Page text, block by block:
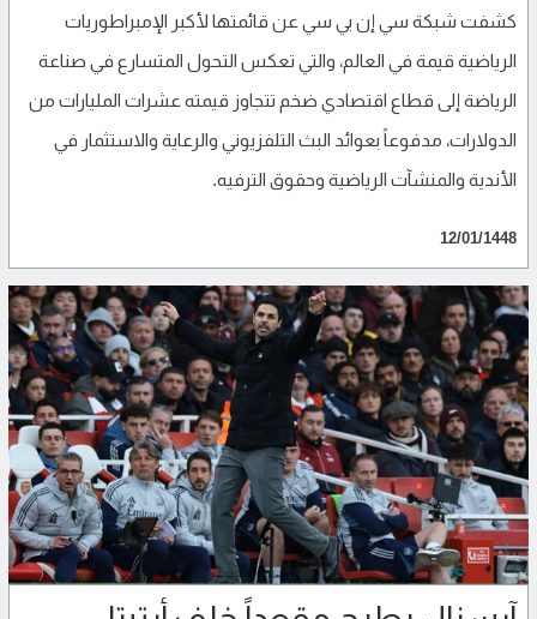
كشفت شبكة سي إن بي سي عن قائمتها لأكبر الإمبراطوريات
الرياضية قيمة في العالم، والتي تعكس التحول المتسارع في صناعة
الرياضة إلى قطاع اقتصادي ضخم تتجاوز قيمته عشرات المليارات من
الدولارات، مدفوعاً بعوائد البث التلفزيوني والرعاية والاستثمار في
الأندية والمنشآت الرياضية وحقوق الترفيه.
12/01/1448